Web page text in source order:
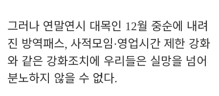
그러나 연말연시 대목인 12월 중순에 내려
진 방역패스, 사적모임·영업시간 제한 강화
와 같은 강화조치에 우리들은 실망을 넘어
분노하지 않을 수 없다.